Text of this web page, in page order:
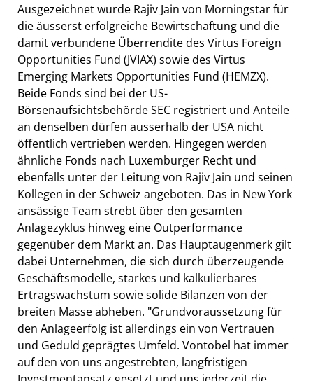
Ausgezeichnet wurde Rajiv Jain von Morningstar für
die äusserst erfolgreiche Bewirtschaftung und die
damit verbundene Überrendite des Virtus Foreign
Opportunities Fund (JVIAX) sowie des Virtus
Emerging Markets Opportunities Fund (HEMZX).
Beide Fonds sind bei der US-
Börsenaufsichtsbehörde SEC registriert und Anteile
an denselben dürfen ausserhalb der USA nicht
öffentlich vertrieben werden. Hingegen werden
ähnliche Fonds nach Luxemburger Recht und
ebenfalls unter der Leitung von Rajiv Jain und seinen
Kollegen in der Schweiz angeboten. Das in New York
ansässige Team strebt über den gesamten
Anlagezyklus hinweg eine Outperformance
gegenüber dem Markt an. Das Hauptaugenmerk gilt
dabei Unternehmen, die sich durch überzeugende
Geschäftsmodelle, starkes und kalkulierbares
Ertragswachstum sowie solide Bilanzen von der
breiten Masse abheben. "Grundvoraussetzung für
den Anlageerfolg ist allerdings ein von Vertrauen
und Geduld geprägtes Umfeld. Vontobel hat immer
auf den von uns angestrebten, langfristigen